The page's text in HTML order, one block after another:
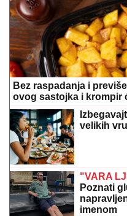
Bez raspadanja i
ovog sastojka i krompir
velikih
"VARA
Poznati
imenom